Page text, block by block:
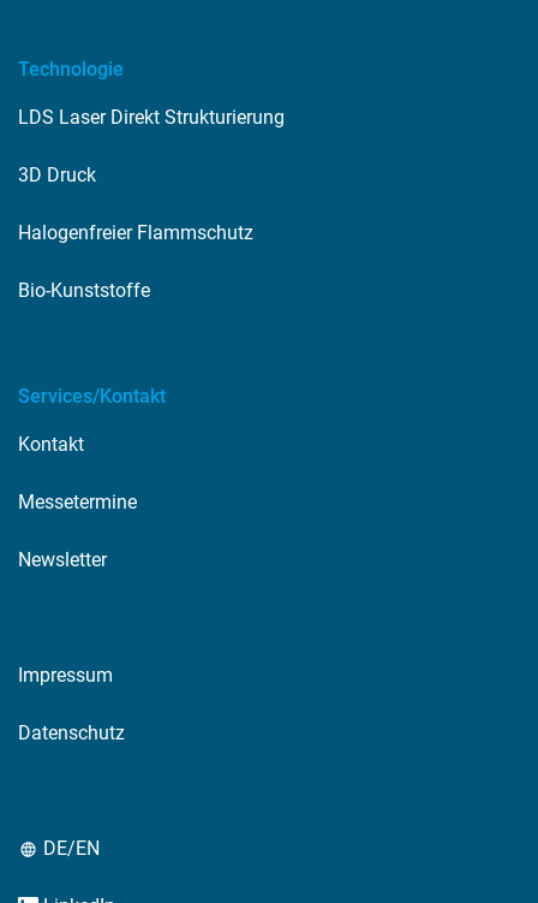
Technologie
LDS Laser Direkt Strukturierung
3D Druck
Halogenfreier Flammschutz
Bio-Kunststoffe
Services/Kontakt
Kontakt
Messetermine
Newsletter
Impressum
Datenschutz
DE/EN